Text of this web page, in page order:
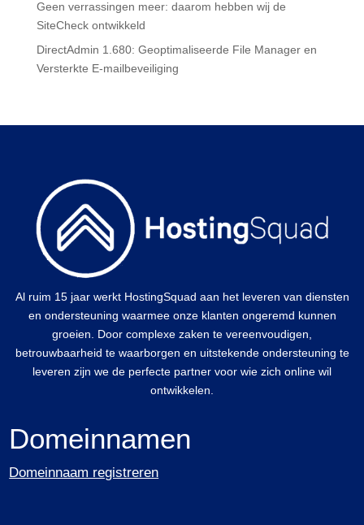
Geen verrassingen meer: daarom hebben wij de
SiteCheck ontwikkeld
DirectAdmin 1.680: Geoptimaliseerde File Manager en
Versterkte E-mailbeveiliging
Al ruim 15 jaar werkt HostingSquad aan het leveren van diensten
en ondersteuning waarmee onze klanten ongeremd kunnen
groeien. Door complexe zaken te vereenvoudigen,
betrouwbaarheid te waarborgen en uitstekende ondersteuning te
leveren zijn we de perfecte partner voor wie zich online wil
ontwikkelen.
Domeinnamen
Domeinnaam registreren